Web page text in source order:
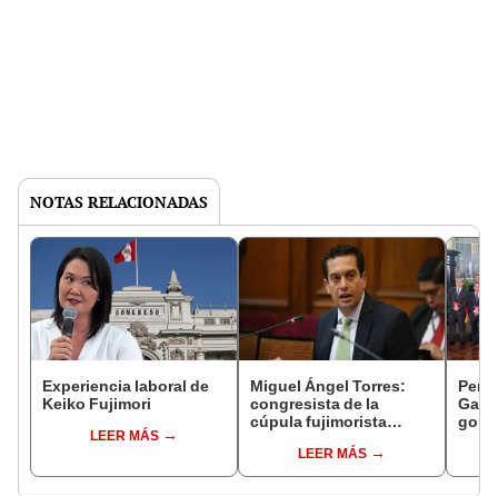
NOTAS RELACIONADAS
Experiencia laboral de
Keiko Fujimori
LEER MÁS
Miguel Ángel Torres:
congresista de la
cúpula fujimorista
del SenadoLEER MÁS